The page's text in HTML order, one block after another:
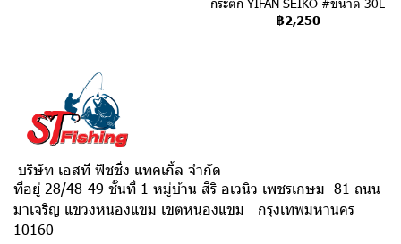
฿2,250
บริษัท เอสที ฟิชชิ่ง แทคเกิ้ล จำกัด
ที่อยู่ 28/48-49 ชั้นที่ 1 หมู่บ้าน สิริ อเวนิว เพชรเกษม 81 ถนน
มาเจริญ แขวงหนองแขม เขตหนองแขม กรุงเทพมหานคร
10160